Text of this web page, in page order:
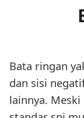
Bata ringan
dan sisi
lainnya.